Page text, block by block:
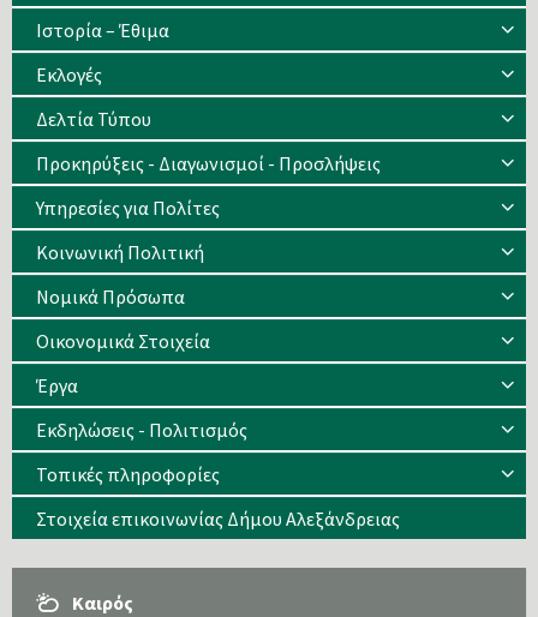
Ιστορία – Έθιμα
Eκλογές
Δελτία Τύπου
Προκηρύξεις - Διαγωνισμοί - Προσλήψεις
Υπηρεσίες για Πολίτες
Κοινωνική Πολιτική
Νομικά Πρόσωπα
Οικονομικά Στοιχεία
Έργα
Εκδηλώσεις - Πολιτισμός
Τοπικές πληροφορίες
Στοιχεία επικοινωνίας Δήμου Αλεξάνδρειας
Καιρός